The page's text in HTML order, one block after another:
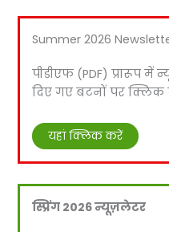
Summer 2026
पीडीएफ (PDF) प्रारूप
दिए गए बटनों पर क्लिक
यहां क्लिक करें
स्प्रिंग 2026 न्यूज़लेटर